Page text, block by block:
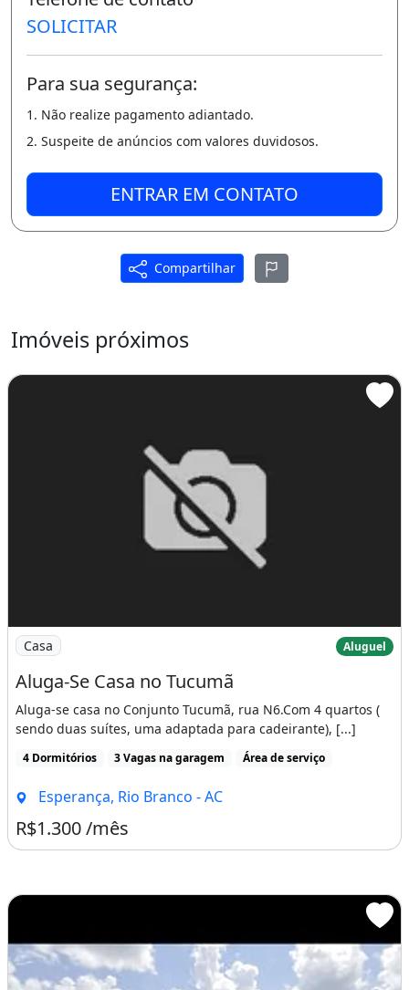
SOLICITAR
Para sua segurança:
1. Não realize pagamento adiantado.
2. Suspeite de anúncios com valores duvidosos.
ENTRAR EM CONTATO
Compartilhar
Imóveis próximos
Imagem: Aluga-Se Casa no Tucumã
Casa Aluguel
Aluga-Se Casa no Tucumã
Aluga-se casa no Conjunto Tucumã, rua N6.Com 4 quartos (
sendo duas suítes, uma adaptada para cadeirante), [...]
4 Dormitórios 3 Vagas na garagem Área de serviço
Esperança, Rio Branco - AC
R$1.300 /mês